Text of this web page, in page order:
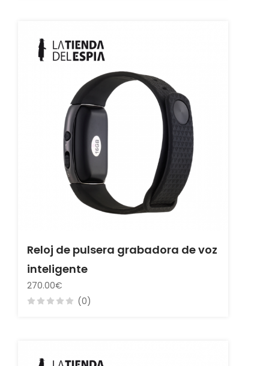
Reloj de pulsera grabadora de voz
inteligente
270.00€
(0)